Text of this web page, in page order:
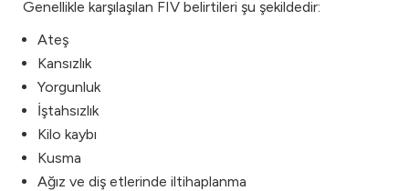
Genellikle karşılaşılan FIV belirtileri şu şekildedir:
Ateş
Kansızlık
Yorgunluk
İştahsızlık
Kilo kaybı
Kusma
Ağız ve diş etlerinde iltihaplanma